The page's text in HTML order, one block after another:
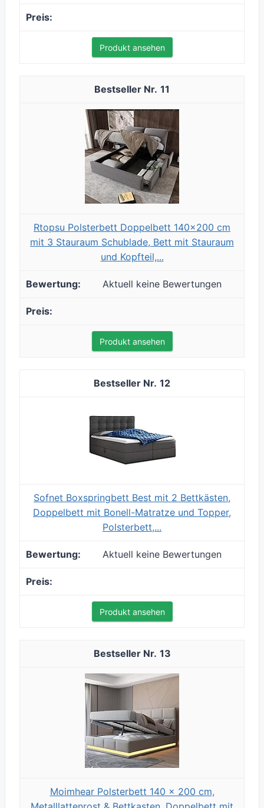
Produkt ansehen
11
Rtopsu Polsterbett Doppelbett 140x200 cm
mit 3 Stauraum Schublade, Bett mit Stauraum
und Kopfteil,...
Aktuell keine Bewertungen
Produkt ansehen
12
Sofnet Boxspringbett Best mit 2 Bettkästen,
Doppelbett mit Bonell-Matratze und Topper,
Polsterbett,...
Aktuell keine Bewertungen
Produkt ansehen
13
Moimhear Polsterbett 140 x 200 cm,